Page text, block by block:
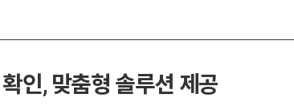
인, 맞춤형 솔루션 제공